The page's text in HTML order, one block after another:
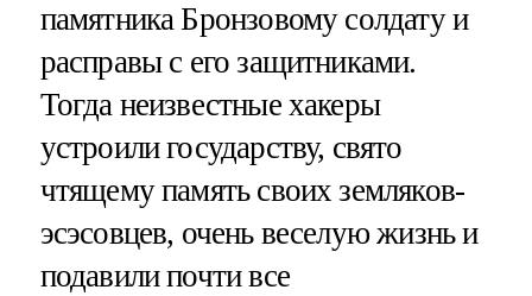
памятника Бронзовому солдату и
расправы с его защитниками.
Тогда неизвестные хакеры
устроили государству, свято
чтящему память своих земляков-
эсэсовцев, очень веселую жизнь и
подавили почти все